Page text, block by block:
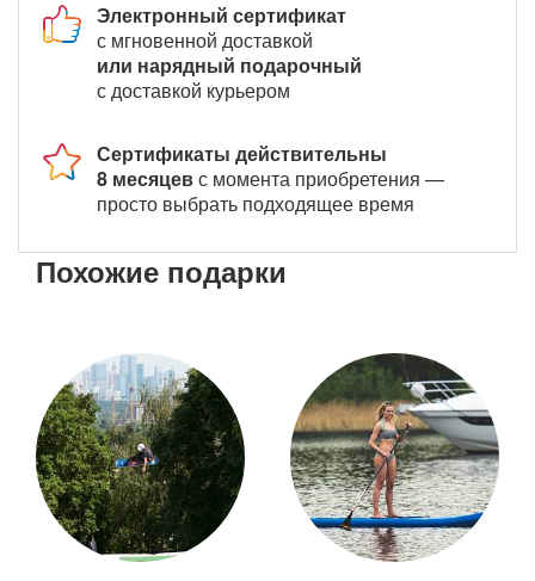
Электронный сертификат
с мгновенной доставкой
или нарядный подарочный
с доставкой курьером
Сертификаты действительны
8 месяцевс момента приобретения —
просто выбрать подходящее время
Похожие подарки